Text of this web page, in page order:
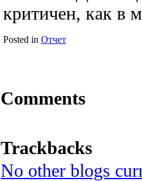
критичен, как в
Posted in Отчет
Comments
Trackbacks
No other blogs